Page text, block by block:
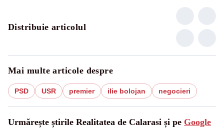
Distribuie articolul
Mai multe articole despre
PSD USR premier ilie bolojan negocieri
Urmărește știrile Realitatea de Calarasi și pe Google